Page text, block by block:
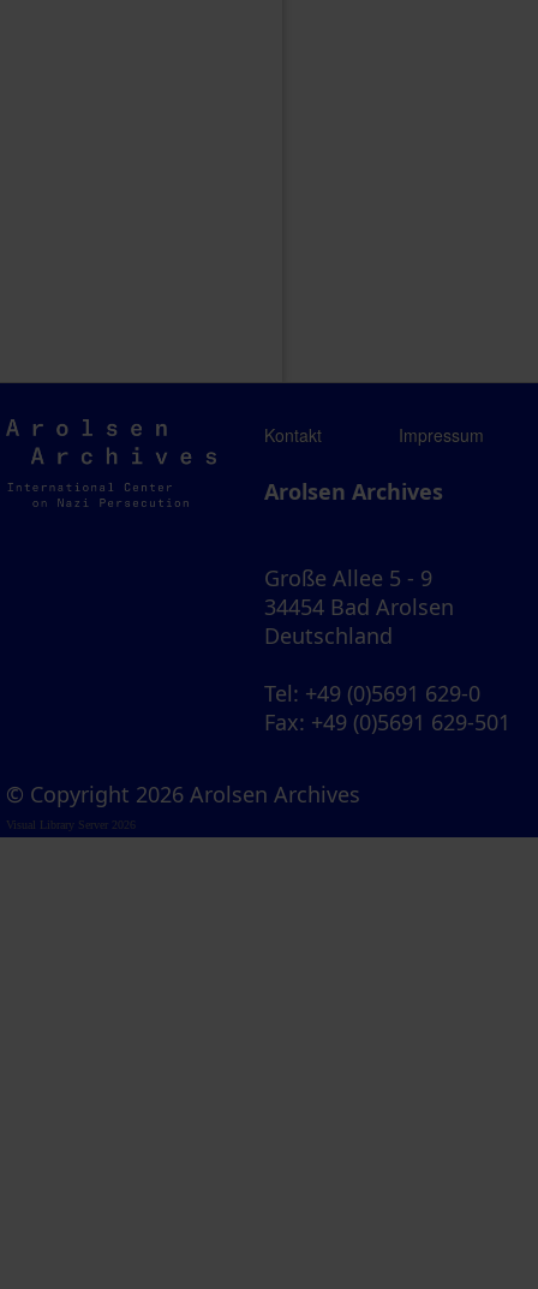
Arolsen
Archives
Kontakt Impressum
Arolsen Archives
Große Allee 5 - 9
34454 Bad Arolsen
Deutschland
Tel: +49 (0)5691 629-0
Fax: +49 (0)5691 629-501
© Copyright 2026 Arolsen Archives
Visual Library Server 2026